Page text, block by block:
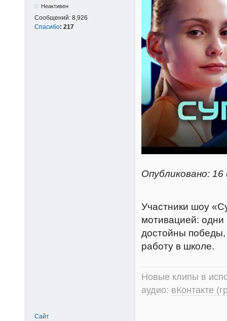
Неактивен
Сообщений: 8,926
Спасибо: 217
Опубликовано: 16
Участники шоу
мотивацией: одни
достойны победы,
работу в школе.
Новые клипы в
аудио: вКонтакте
Сайт